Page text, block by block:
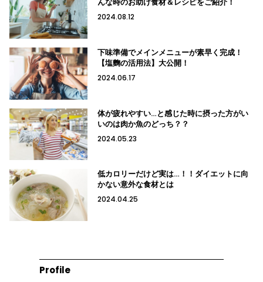
んな時のお助け食材＆レシピをご紹介！
2024.08.12
下味準備でメインメニューが素早く完成！
【塩麴の活用法】大公開！
2024.06.17
体が疲れやすい…と感じた時に摂った方がい
いのは肉か魚のどっち？？
2024.05.23
低カロリーだけど実は…！！ダイエットに向
かない意外な食材とは
2024.04.25
Profile